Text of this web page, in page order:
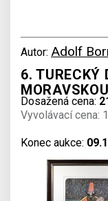
Autor: Adolf
6. TURECKÝ
Dosažená cena:
Vyvolávací cena:
Konec aukce: